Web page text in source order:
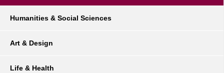
Humanities & Social Sciences
Art & Design
Life & Health